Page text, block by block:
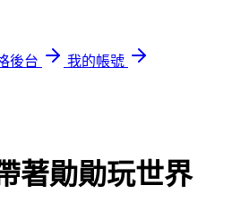
後台
我的帳號
著勛勛玩世界